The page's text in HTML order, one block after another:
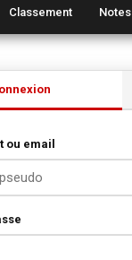
Classement Notes
ou email